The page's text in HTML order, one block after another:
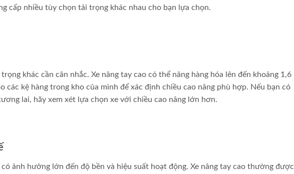
cấp nhiều tùy chọn tải trọng khác nhau cho bạn lựa chọn.
khác cần cân nhắc. Xe nâng tay cao có thể nâng hàng hóa lên đến khoảng 1,6
các kệ hàng trong kho của mình để xác định chiều cao nâng phù hợp. Nếu bạn có
lai, hãy xem xét lựa chọn xe với chiều cao nâng lớn hơn.
ảnh hưởng lớn đến độ bền và hiệu suất hoạt động. Xe nâng tay cao thường được